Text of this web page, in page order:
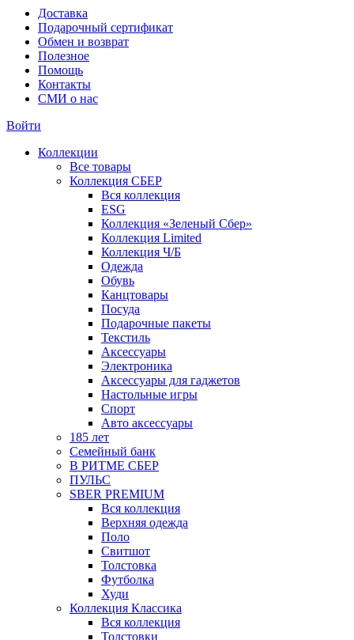
Доставка
Подарочный сертификат
Обмен и возврат
Полезное
Помощь
Контакты
СМИ о нас
Войти
Коллекции
Все товары
Коллекция СБЕР
Вся коллекция
ESG
Коллекция «Зеленый Сбер»
Коллекция Limited
Коллекция Ч/Б
Одежда
Обувь
Канцтовары
Посуда
Подарочные пакеты
Текстиль
Аксессуары
Электроника
Аксессуары для гаджетов
Настольные игры
Спорт
Авто аксессуары
185 лет
Семейный банк
В РИТМЕ СБЕР
ПУЛЬС
SBER PREMIUM
Вся коллекция
Верхняя одежда
Поло
Свитшот
Толстовка
Футболка
Худи
Коллекция Классика
Вся коллекция
Толстовки